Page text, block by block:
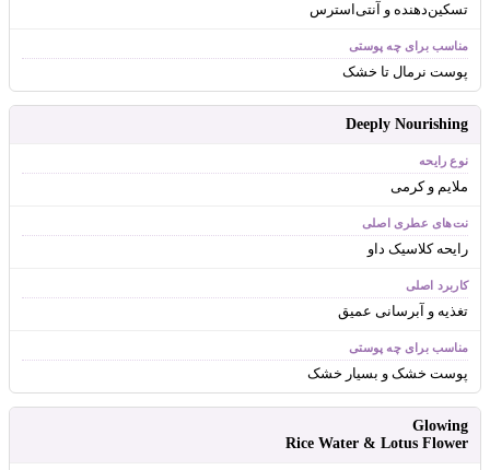
تسکین‌دهنده و آنتی‌استرس
پوست نرمال تا خشک
Deeply Nourishing
ملایم و کرمی
رایحه کلاسیک داو
تغذیه و آبرسانی عمیق
پوست خشک و بسیار خشک
Glowing
Rice Water & Lotus Flower